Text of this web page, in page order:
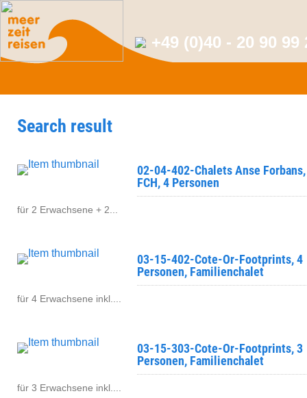
+49 (0)40 - 20 90 99
Search result
02-04-402-Chalets Anse Forbans,
FCH, 4 Personen
für 2 Erwachsene + 2...
03-15-402-Cote-Or-Footprints, 4
Personen, Familienchalet
für 4 Erwachsene inkl....
03-15-303-Cote-Or-Footprints, 3
Personen, Familienchalet
für 3 Erwachsene inkl....